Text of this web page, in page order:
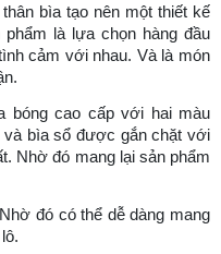
bìa tạo nên một thiết kế
là lựa chọn hàng đầu
cảm với nhau. Và là món
cao cấp với hai màu
và bìa sổ được gắn chặt với
Nhờ đó mang lại sản phẩm
đó có thể dễ dàng mang